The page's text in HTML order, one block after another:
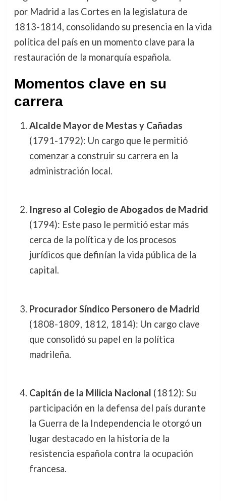
por Madrid a las Cortes en la legislatura de
1813-1814, consolidando su presencia en la vida
política del país en un momento clave para la
restauración de la monarquía española.
Momentos clave en su
carrera
Alcalde Mayor de Mestas y Cañadas
(1791-1792): Un cargo que le permitió
comenzar a construir su carrera en la
administración local.
Ingreso al Colegio de Abogados de Madrid
(1794): Este paso le permitió estar más
cerca de la política y de los procesos
jurídicos que definían la vida pública de la
capital.
Procurador Síndico Personero de Madrid
(1808-1809, 1812, 1814): Un cargo clave
que consolidó su papel en la política
madrileña.
Capitán de la Milicia Nacional (1812): Su
participación en la defensa del país durante
la Guerra de la Independencia le otorgó un
lugar destacado en la historia de la
resistencia española contra la ocupación
francesa.